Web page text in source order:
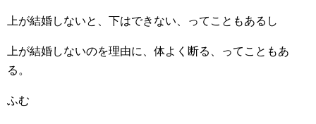
上が結婚しないと、下はできない、ってこともあるし
上が結婚しないのを理由に、体よく断る、ってこともあ
る。
ふむ